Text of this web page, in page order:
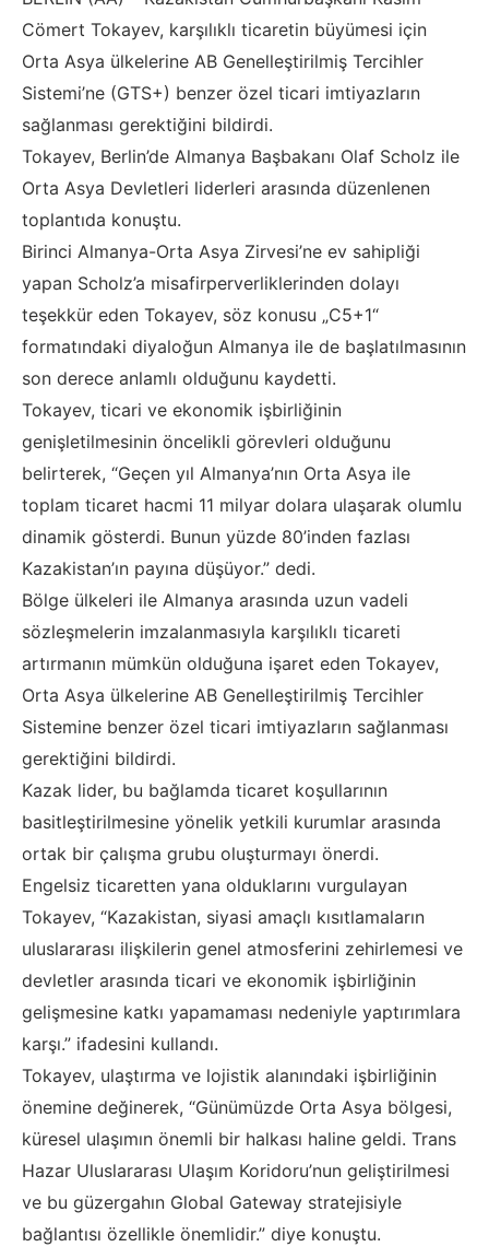
Cömert Tokayev, karşılıklı ticaretin büyümesi için
Orta Asya ülkelerine AB Genelleştirilmiş Tercihler
Sistemi’ne (GTS+) benzer özel ticari imtiyazların
sağlanması gerektiğini bildirdi.
Tokayev, Berlin’de Almanya Başbakanı Olaf Scholz ile
Orta Asya Devletleri liderleri arasında düzenlenen
toplantıda konuştu.
Birinci Almanya-Orta Asya Zirvesi’ne ev sahipliği
yapan Scholz’a misafirperverliklerinden dolayı
teşekkür eden Tokayev, söz konusu „C5+1“
formatındaki diyaloğun Almanya ile de başlatılmasının
son derece anlamlı olduğunu kaydetti.
Tokayev, ticari ve ekonomik işbirliğinin
genişletilmesinin öncelikli görevleri olduğunu
belirterek, “Geçen yıl Almanya’nın Orta Asya ile
toplam ticaret hacmi 11 milyar dolara ulaşarak olumlu
dinamik gösterdi. Bunun yüzde 80’inden fazlası
Kazakistan’ın payına düşüyor.” dedi.
Bölge ülkeleri ile Almanya arasında uzun vadeli
sözleşmelerin imzalanmasıyla karşılıklı ticareti
artırmanın mümkün olduğuna işaret eden Tokayev,
Orta Asya ülkelerine AB Genelleştirilmiş Tercihler
Sistemine benzer özel ticari imtiyazların sağlanması
gerektiğini bildirdi.
Kazak lider, bu bağlamda ticaret koşullarının
basitleştirilmesine yönelik yetkili kurumlar arasında
ortak bir çalışma grubu oluşturmayı önerdi.
Engelsiz ticaretten yana olduklarını vurgulayan
Tokayev, “Kazakistan, siyasi amaçlı kısıtlamaların
uluslararası ilişkilerin genel atmosferini zehirlemesi ve
devletler arasında ticari ve ekonomik işbirliğinin
gelişmesine katkı yapamaması nedeniyle yaptırımlara
karşı.” ifadesini kullandı.
Tokayev, ulaştırma ve lojistik alanındaki işbirliğinin
önemine değinerek, “Günümüzde Orta Asya bölgesi,
küresel ulaşımın önemli bir halkası haline geldi. Trans
Hazar Uluslararası Ulaşım Koridoru’nun geliştirilmesi
ve bu güzergahın Global Gateway stratejisiyle
bağlantısı özellikle önemlidir.” diye konuştu.